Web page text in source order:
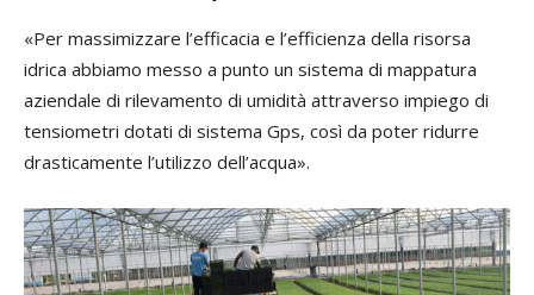
«Per massimizzare l’efficacia e l’efficienza della risorsa
idrica abbiamo messo a punto un sistema di mappatura
aziendale di rilevamento di umidità attraverso impiego di
tensiometri dotati di sistema Gps, così da poter ridurre
drasticamente l’utilizzo dell’acqua».